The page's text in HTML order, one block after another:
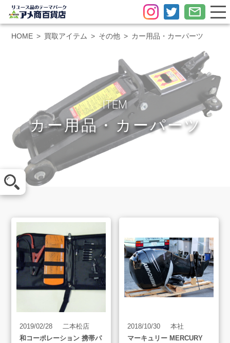
メール査定
買取方法
買取アイテム
お客様の声
よくあるご質問
HOME 買取アイテム その他 カー用品・カーパーツ
ITEM
カー用品・カーパーツ
2019/02/28
二本松店
和コーポレーション 携帯パ
2018/10/30
本社
マーキュリー MERCURY